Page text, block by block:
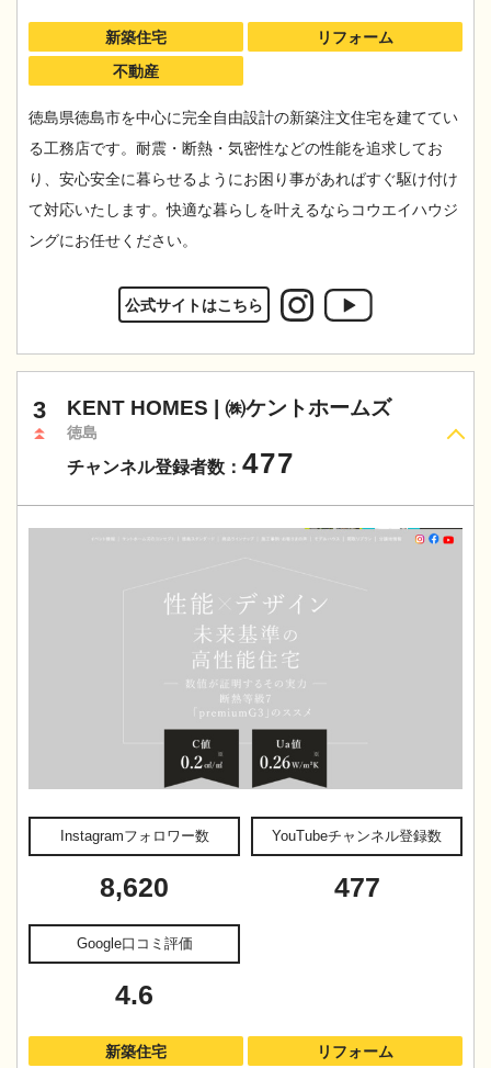
新築住宅
リフォーム
不動産
徳島県徳島市を中心に完全自由設計の新築注文住宅を建ててい
る工務店です。耐震・断熱・気密性などの性能を追求してお
り、安心安全に暮らせるようにお困り事があればすぐ駆け付け
て対応いたします。快適な暮らしを叶えるならコウエイハウジ
ングにお任せください。
公式サイトはこちら
3 KENT HOMES | ㈱ケントホームズ
徳島
チャンネル登録者数： 477
Instagramフォロワー数
8,620
YouTubeチャンネル登録数
477
Google口コミ評価
4.6
新築住宅
リフォーム